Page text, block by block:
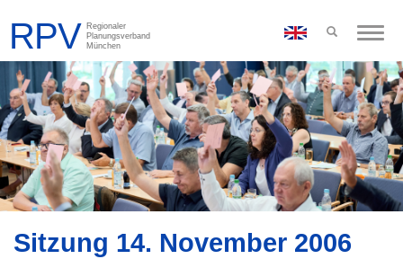
Toggle
Sitzung 14. November 2006